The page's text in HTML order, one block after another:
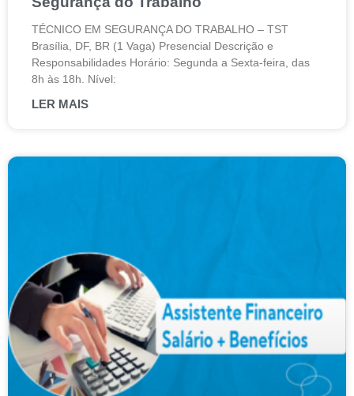
TÉCNICO EM SEGURANÇA DO TRABALHO – TST
Brasília, DF, BR (1 Vaga) Presencial Descrição e
Responsabilidades Horário: Segunda a Sexta-feira, das
8h às 18h. Nível:
LER MAIS